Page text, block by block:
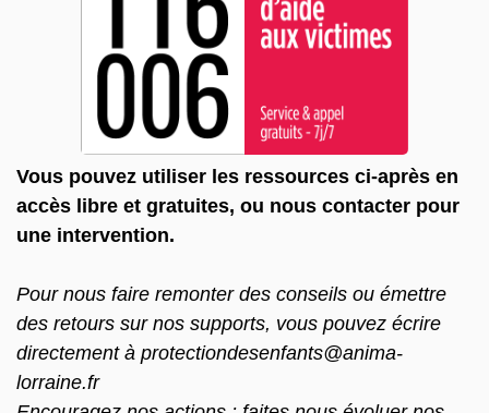
Vous pouvez utiliser les ressources ci-après en
accès libre et gratuites, ou nous contacter pour
une intervention.
Pour nous faire remonter des conseils ou émettre
des retours sur nos supports, vous pouvez écrire
directementà protectiondesenfants@anima-
lorraine.fr